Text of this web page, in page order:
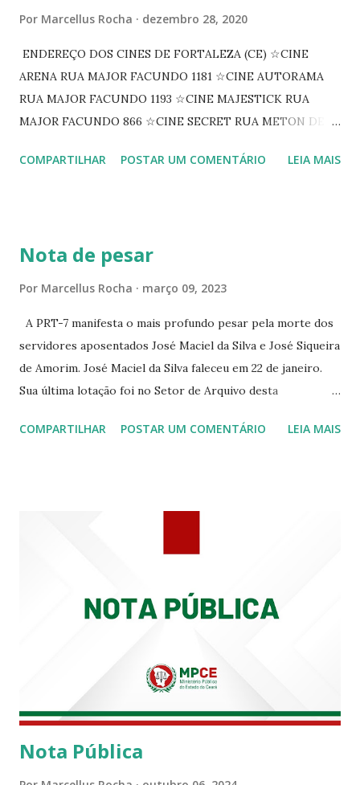
Por Marcellus Rocha dezembro 28, 2020
ENDEREÇO DOS CINES DE FORTALEZA (CE) ☆CINE
ARENA RUA MAJOR FACUNDO 1181 ☆CINE AUTORAMA
RUA MAJOR FACUNDO 1193 ☆CINE MAJESTICK RUA
MAJOR FACUNDO 866 ☆CINE SECRET RUA METON DE
PEIXOTO 1307 ☆CINE IRIS RUA FLORIANO PEIXOTO 1206
☆CINE VIP CLUBE RUA 24 DE MAIO 825 ☆CINE ECLIPSE
COMPARTILHAR POSTAR UM COMENTÁRIO LEIA MAIS
Nota de pesar
Por Marcellus Rocha março 09, 2023
A PRT-7 manifesta o mais profundo pesar pela morte dos
servidores aposentados José Maciel da Silva e José Siqueira
de Amorim. José Maciel da Silva faleceu em 22 de janeiro.
Sua última lotação foi no Setor de Arquivo desta
Siqueira Amorim faleceu em 28 de fevereiro e encerrou a
COMPARTILHAR POSTAR UM COMENTÁRIO LEIA MAIS
Nota Pública